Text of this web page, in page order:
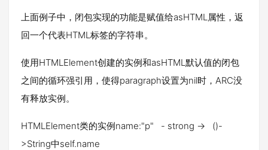
上面例子中，闭包实现的功能是赋值给asHTML属性，返
回一个代表HTML标签的字符串。
使用HTMLElement创建的实例和asHTML默认值的闭包
之间的循环强引用，使得paragraph设置为nil时，ARC没
有释放实例。
HTMLElement类的实例name:"p" - strong -> ()-
>String中self.name